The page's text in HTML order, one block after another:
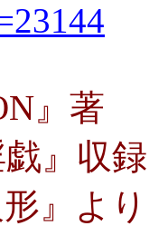
』著
戯』収録
』より